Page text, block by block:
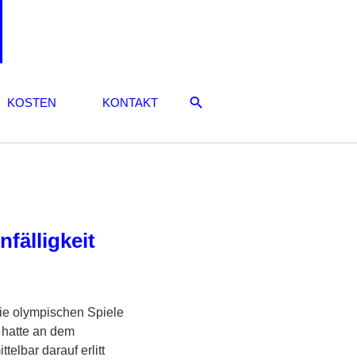
KOSTEN KONTAKT
olympischen Spiele
an dem
darauf erlitt